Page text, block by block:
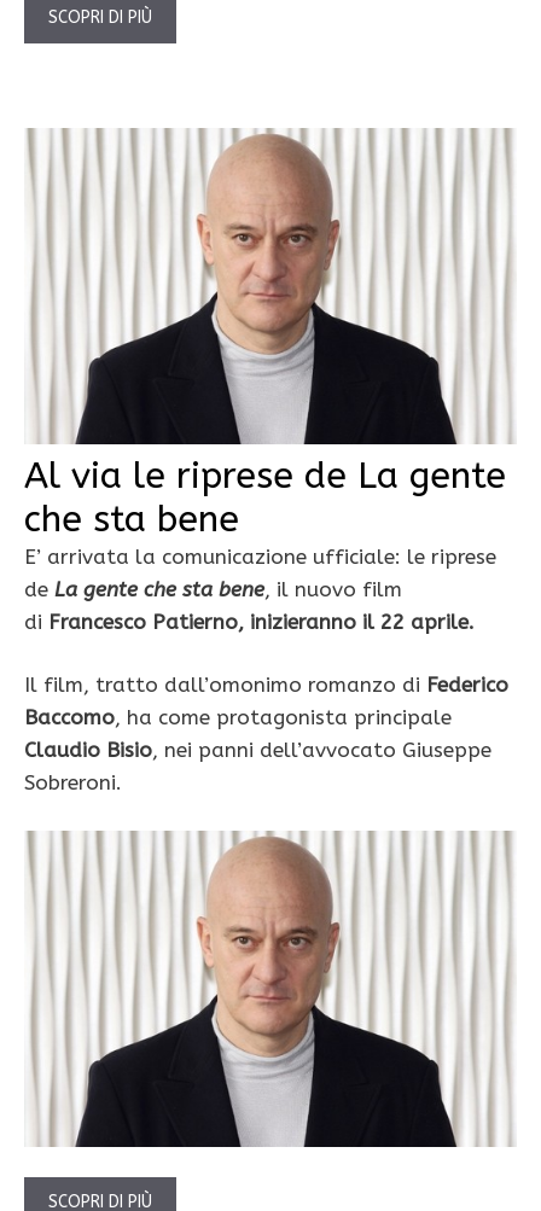
SCOPRI DI PIÙ
Al via le riprese de La gente
che sta bene
E’ arrivata la comunicazione ufficiale: le riprese
de La gente che sta bene, il nuovo film
di Francesco Patierno, inizieranno il 22 aprile.
Il film, tratto dall’omonimo romanzo di Federico
Baccomo, ha come protagonista principale
Claudio Bisio, nei panni dell’avvocato Giuseppe
Sobreroni.
SCOPRI DI PIÙ